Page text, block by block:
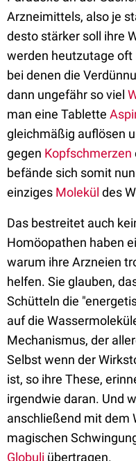
Arzneimittels, also je
desto stärker soll ihre
werden heutzutage oft
bei denen die
dann ungefähr so viel
man eine Tablette
gleichmäßig auflösen
gegen Kopfschmerzen
befände sich somit
einziges Molekül des
Das bestreitet auch
Homöopathen haben
warum ihre Arzneien
helfen. Sie glauben,
Schütteln die
auf die
Mechanismus, der
Selbst wenn der
ist, so ihre These,
irgendwie daran. Und
anschließend mit dem
magischen
Globuli übertragen.